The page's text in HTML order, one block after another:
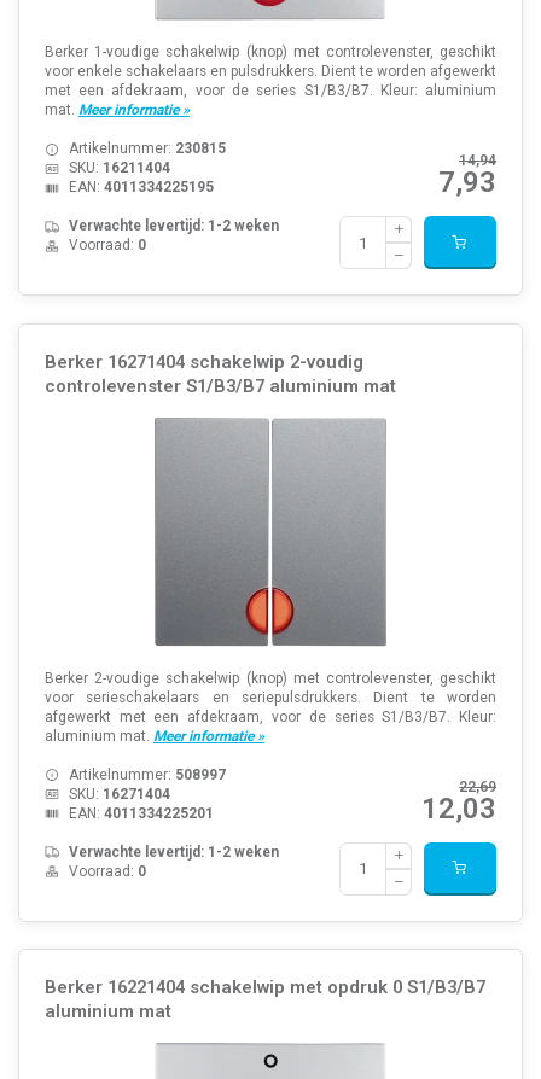
Berker 1-voudige schakelwip (knop) met controlevenster, geschikt
voor enkele schakelaars en pulsdrukkers. Dient te worden afgewerkt
met een afdekraam, voor de series S1/B3/B7. Kleur: aluminium
mat. Meer informatie »
14,94
7,93
Artikelnummer: 230815
SKU: 16211404
EAN: 4011334225195
Verwachte levertijd: 1-2 weken
Voorraad: 0
Berker 16271404 schakelwip 2-voudig
controlevenster S1/B3/B7 aluminium mat
Berker 2-voudige schakelwip (knop) met controlevenster, geschikt
voor serieschakelaars en seriepulsdrukkers. Dient te worden
afgewerkt met een afdekraam, voor de series S1/B3/B7. Kleur:
aluminium mat. Meer informatie »
22,69
12,03
Artikelnummer: 508997
SKU: 16271404
EAN: 4011334225201
Verwachte levertijd: 1-2 weken
Voorraad: 0
Berker 16221404 schakelwip met opdruk 0 S1/B3/B7
aluminium mat